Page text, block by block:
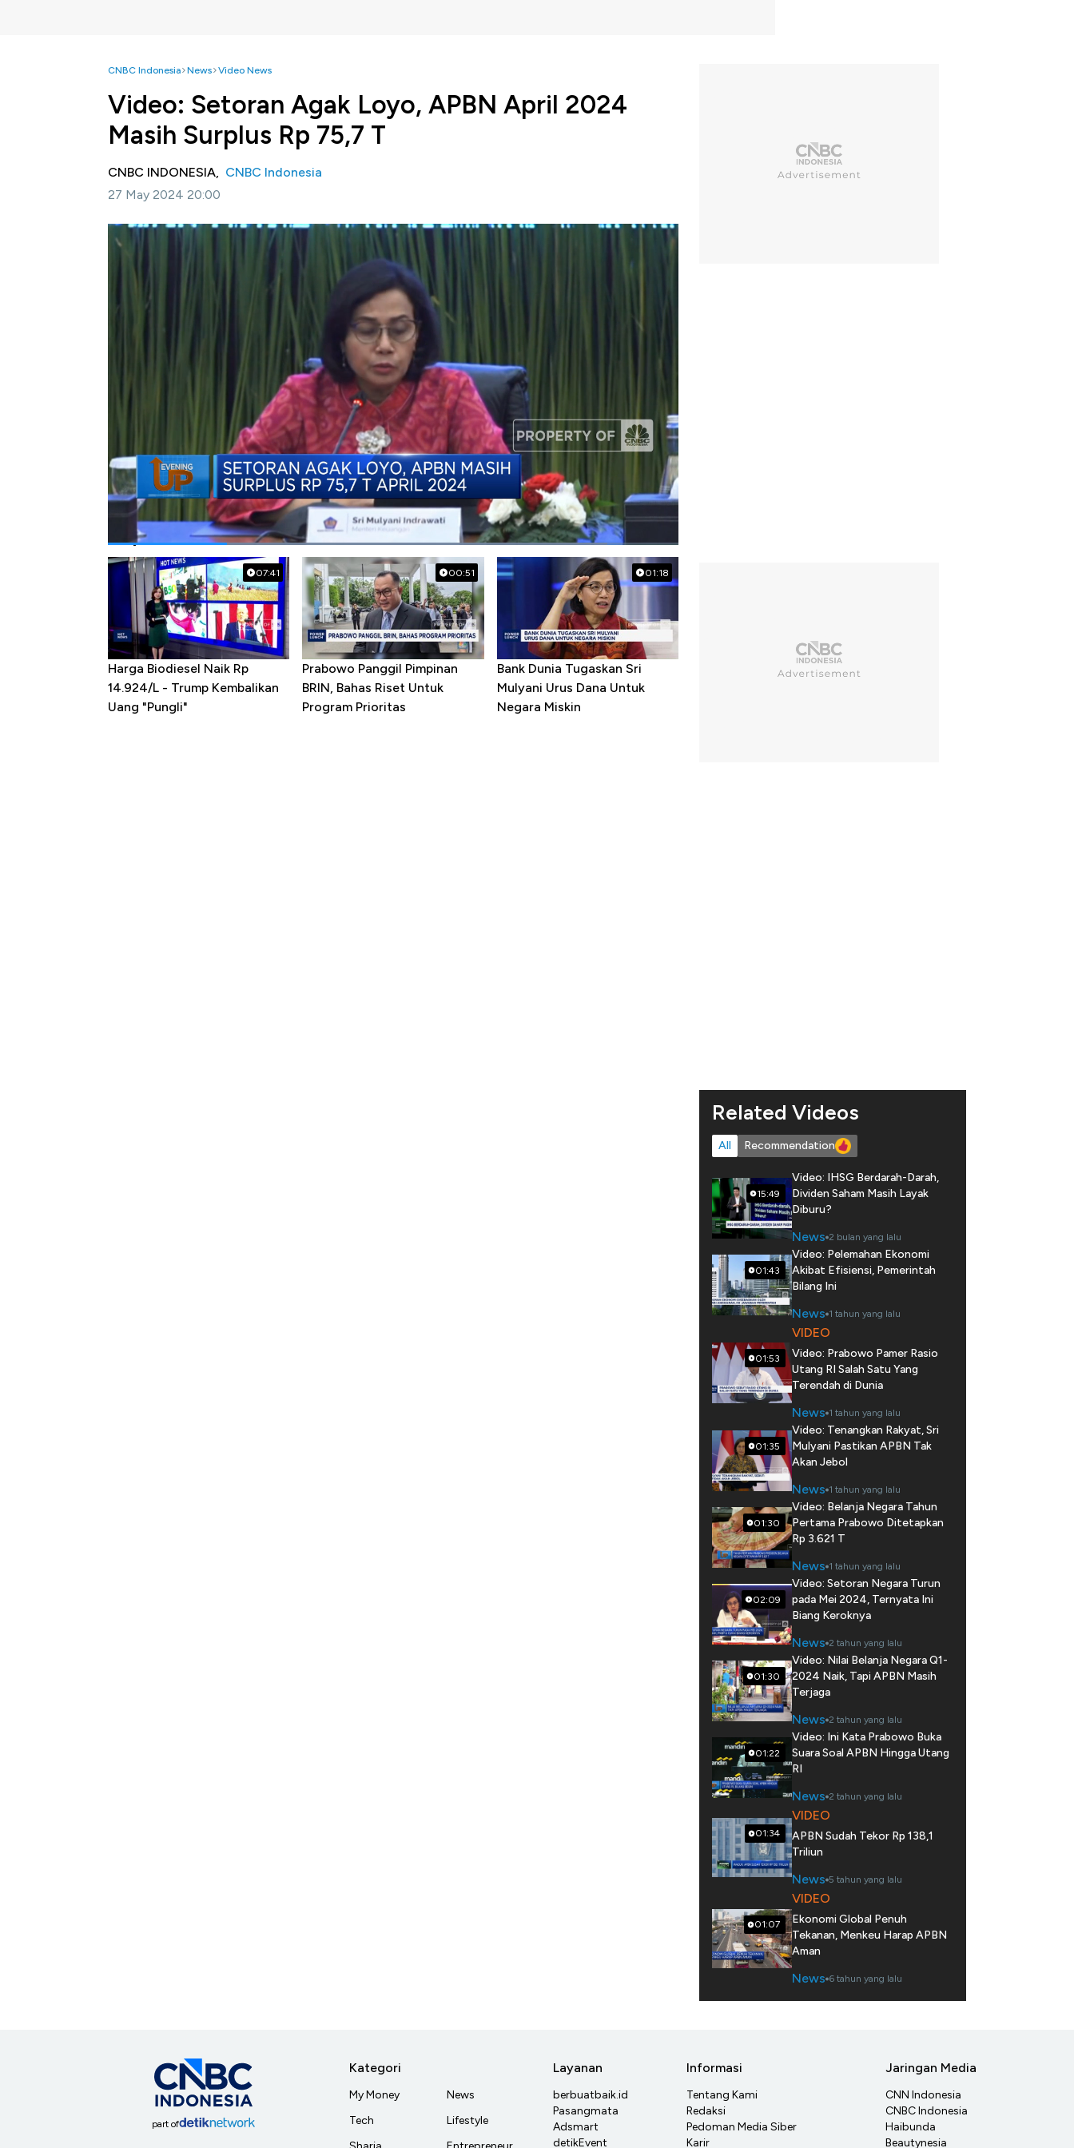
CNBC Indonesia News Video News
Video: Setoran Agak Loyo, APBN April 2024
Masih Surplus Rp 75,7 T
CNBC INDONESIA, CNBC Indonesia
27 May 2024 20:00
Jakarta, CNBC Indonesia -Anggaran Pendapatan dan Belanja Negara (APBN) masih surplus
Rp75,7 Triliun atau 0,33% terhadap produk domestik bruto per akhir April 2024. Sementara itu,
keseimbangan primer surplus Rp237,1 Triliun.
Selengkapnya dalam program Evening Up CNBC Indonesia (Senin, 27/05/2024) berikut ini.
#ekonomi indonesia #pdb
Popular Videos
07:41
Harga Biodiesel Naik Rp
14.924/L - Trump Kembalikan
Uang "Pungli"
00:51
Prabowo Panggil Pimpinan
BRIN, Bahas Riset Untuk
Program Prioritas
01:18
Bank Dunia Tugaskan Sri
Mulyani Urus Dana Untuk
Negara Miskin
Related Videos
All Recommendation
15:49
Video: IHSG Berdarah-Darah,
Dividen Saham Masih Layak
Diburu?
News 2 bulan yang lalu
01:43
Video: Pelemahan Ekonomi
Akibat Efisiensi, Pemerintah
Bilang Ini
News 1 tahun yang lalu
01:53
VIDEO
Video: Prabowo Pamer Rasio
Utang RI Salah Satu Yang
Terendah di Dunia
News 1 tahun yang lalu
01:35
Video: Tenangkan Rakyat, Sri
Mulyani Pastikan APBN Tak
Akan Jebol
News 1 tahun yang lalu
01:30
Video: Belanja Negara Tahun
Pertama Prabowo Ditetapkan
Rp 3.621 T
News 1 tahun yang lalu
02:09
Video: Setoran Negara Turun
pada Mei 2024, Ternyata Ini
Biang Keroknya
News 2 tahun yang lalu
01:30
Video: Nilai Belanja Negara Q1-
2024 Naik, Tapi APBN Masih
Terjaga
News 2 tahun yang lalu
01:22
Video: Ini Kata Prabowo Buka
Suara Soal APBN Hingga Utang
RI
News 2 tahun yang lalu
01:34
VIDEO
APBN Sudah Tekor Rp 138,1
Triliun
News 5 tahun yang lalu
01:07
VIDEO
Ekonomi Global Penuh
Tekanan, Menkeu Harap APBN
Aman
News 6 tahun yang lalu
part of
Kategori
My Money
Tech
News
Lifestyle
Layanan
berbuatbaik.id
Pasangmata
Adsmart
detikEvent
Informasi
Tentang Kami
Redaksi
Pedoman Media Siber
Karir
Jaringan Media
CNN Indonesia
CNBC Indonesia
Haibunda
Beautynesia